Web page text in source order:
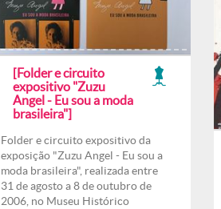
[Folder e circuito
expositivo "Zuzu
Angel - Eu sou a moda
brasileira"]
Folder e circuito expositivo da
exposição "Zuzu Angel - Eu sou a
moda brasileira", realizada entre
31 de agosto a 8 de outubro de
2006, no Museu Histórico